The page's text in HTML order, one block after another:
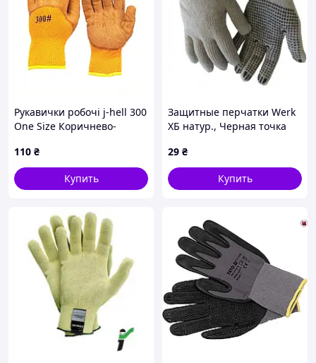
Рукавички робочі j-hell 300
One Size Коричнево-
882450CM8
110 ₴
Купить
Защитные перчатки Werk
ХБ натур., Черная точка
29 ₴
Купить